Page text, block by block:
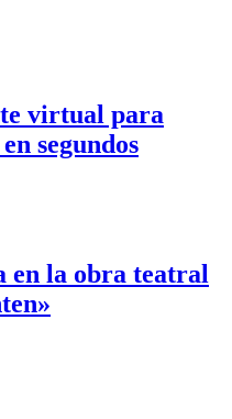
virtual para
segundos
en la obra teatral